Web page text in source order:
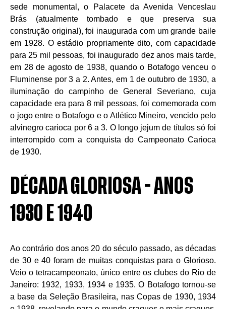
sede monumental, o Palacete da Avenida Venceslau
Brás (atualmente tombado e que preserva sua
construção original), foi inaugurada com um grande baile
em 1928. O estádio propriamente dito, com capacidade
para 25 mil pessoas, foi inaugurado dez anos mais tarde,
em 28 de agosto de 1938, quando o Botafogo venceu o
Fluminense por 3 a 2. Antes, em 1 de outubro de 1930, a
iluminação do campinho de General Severiano, cuja
capacidade era para 8 mil pessoas, foi comemorada com
o jogo entre o Botafogo e o Atlético Mineiro, vencido pelo
alvinegro carioca por 6 a 3. O longo jejum de títulos só foi
interrompido com a conquista do Campeonato Carioca
de 1930.
DÉCADA GLORIOSA - ANOS
1930 E 1940
Ao contrário dos anos 20 do século passado, as décadas
de 30 e 40 foram de muitas conquistas para o Glorioso.
Veio o tetracampeonato, único entre os clubes do Rio de
Janeiro: 1932, 1933, 1934 e 1935. O Botafogo tornou-se
a base da Seleção Brasileira, nas Copas de 1930, 1934